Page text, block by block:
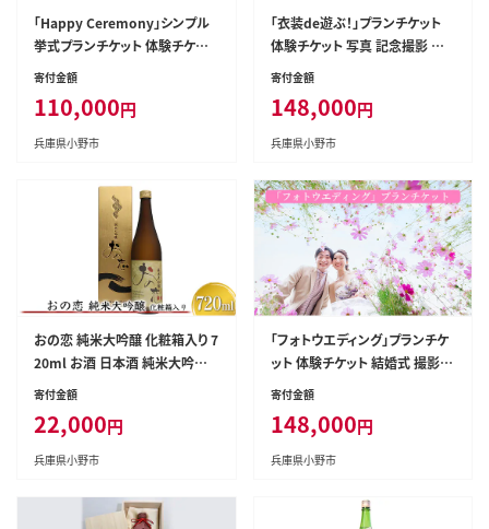
「Happy Ceremony」シンプル
挙式プランチケット 体験チケット
結婚式 レンタル 衣装 ヘアー メ
ドレス タキシード
寄付金額
110,000円
兵庫県小野市
「衣装de遊ぶ！」プランチケット
体験チケット 写真 記念撮影 貸
衣装 レンタル 友達 家族 撮影 ド
寄付金額
148,000円
兵庫県小野市
おの恋 純米大吟醸 化粧箱入り 7
20ml お酒 日本酒 純米大吟醸
酒
寄付金額
22,000円
兵庫県小野市
「フォトウエディング」プランチケ
ット 体験チケット 結婚式 撮影
記念撮影 レンタル 衣装 メイク
ダル
寄付金額
148,000円
兵庫県小野市